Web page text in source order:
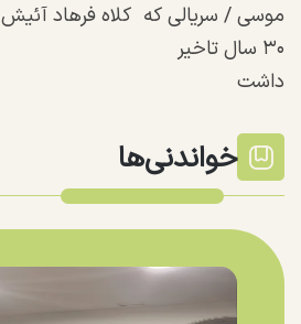
موسی / سریالی که
۳۰ سال تاخیر
داشت
کلاه فرهاد آئیش
خواندنی‌ها